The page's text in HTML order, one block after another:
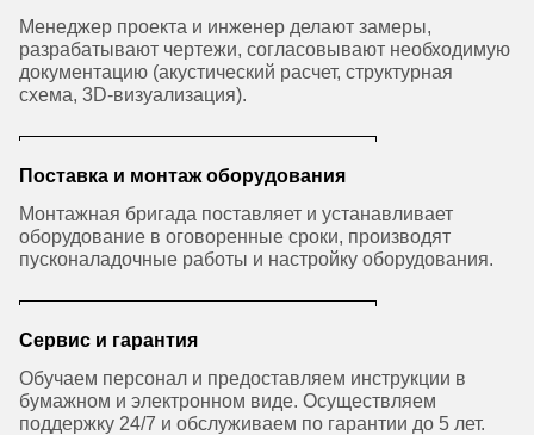
Менеджер проекта и инженер делают замеры,
разрабатывают чертежи, согласовывают необходимую
документацию (акустический расчет, структурная
схема, 3D-визуализация).
Поставка и монтаж оборудования
Монтажная бригада поставляет и устанавливает
оборудование в оговоренные сроки, производят
пусконаладочные работы и настройку оборудования.
Сервис и гарантия
Обучаем персонал и предоставляем инструкции в
бумажном и электронном виде. Осуществляем
поддержку 24/7 и обслуживаем по гарантии до 5 лет.